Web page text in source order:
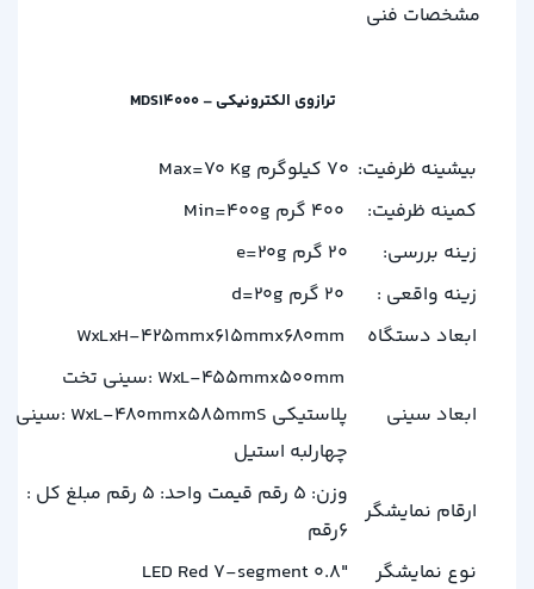
مشخصات فنی
ترازوی الکترونیکی – MDS14000
بیشینه ظرفیت: 70 کیلوگرم Max=70 Kg
کمینه ظرفیت:
زینه بررسی:
20 گرم e=20g
زینه واقعی :
ابعاد دستگاه
ابعاد سینی
WxL-455mmx500mm :سینی تخت
پلاستیکی WxL-480mmx585mmS :سینی
چهارلبه استیل
ارقام نمایشگر
وزن: 5 رقم قیمت واحد: 5 رقم مبلغ کل :
6رقم
نوع نمایشگر
LED Red 7-segment 0.8″